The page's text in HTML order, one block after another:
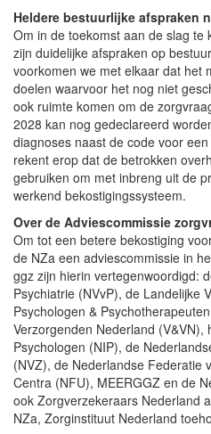
Heldere bestuurlijke afspraken
Om in de toekomst aan de slag te
zijn duidelijke afspraken op
voorkomen we met elkaar dat het
doelen waarvoor het nog niet
ook ruimte komen om de
2028 kan nog gedeclareerd
diagnoses naast de code voor
rekent erop dat de betrokken
gebruiken om met inbreng uit de
werkend bekostigingssysteem.
Over de Adviescommissie
Om tot een betere bekostiging
de NZa een adviescommissie in
ggz zijn hierin vertegenwoordigd:
Psychiatrie (NVvP), de Landelijke
Psychologen &
Verzorgenden Nederland (V&VN),
Psychologen (NIP), de
(NVZ), de Nederlandse Federatie
Centra (NFU), MEERGGZ en de
ook Zorgverzekeraars Nederland
NZa, Zorginstituut Nederland